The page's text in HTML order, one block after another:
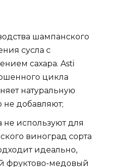
шампанского
сусла с
сахара. Asti
цикла
натуральную
не добавляют;
используют для
виноград сорта
идеально,
фруктово-медовый